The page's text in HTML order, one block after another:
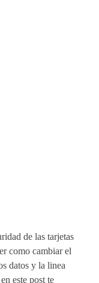
de las tarjetas
como cambiar el
datos y la linea
este post te